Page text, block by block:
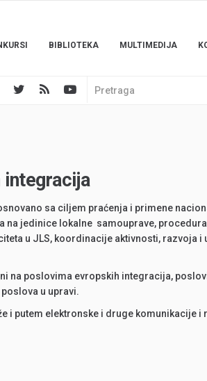
BIBLIOTEKA MULTIMEDIJA
integracija
sa ciljem praćenja i primene
jedinice lokalne samouprave,
u JLS, koordinacije aktivnosti,
na poslovima evropskih integracija,
u upravi.
i putem elektronske i druge